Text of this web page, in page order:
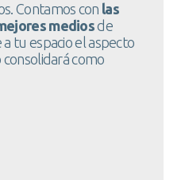
Contamos con las
mediosde
tu espacio el aspecto
como